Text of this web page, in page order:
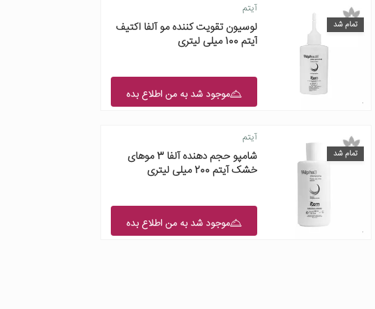
تمام شد
آیتم
لوسیون تقویت کننده مو آلفا اکتیف
آیتم 100 میلی لیتری
موجود شد به من اطلاع بده
تمام شد
آیتم
شامپو حجم دهنده آلفا 3 موهای
خشک آیتم 200 میلی لیتری
موجود شد به من اطلاع بده